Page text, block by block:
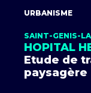
URBANISME
SAINT-GENIS-
HOPITAL
Etude de
paysagère